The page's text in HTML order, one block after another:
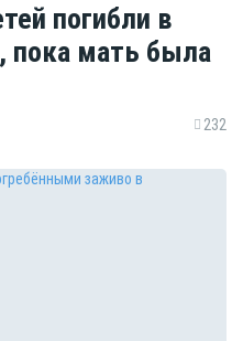
погибли в
пока мать была
232